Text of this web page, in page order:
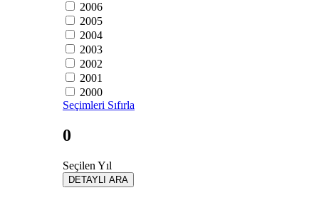
2006
2005
2004
2003
2002
2001
2000
Seçimleri Sıfırla
0
Seçilen Yıl
DETAYLI ARA